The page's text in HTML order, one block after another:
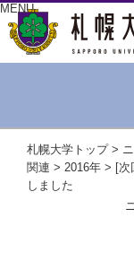
MENU
札幌大学トップ>
関連 > 2016年 > [次
しました